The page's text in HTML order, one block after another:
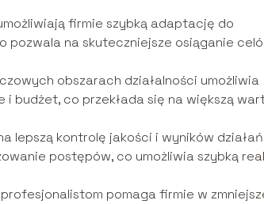
firmie szybką adaptację do
pozwala na skuteczniejsze osiąganie
obszarach działalności umożliwia
budżet, co przekłada się na większą
lepszą kontrolę jakości i wyników działań
postępów, co umożliwia szybką
pomaga firmie w